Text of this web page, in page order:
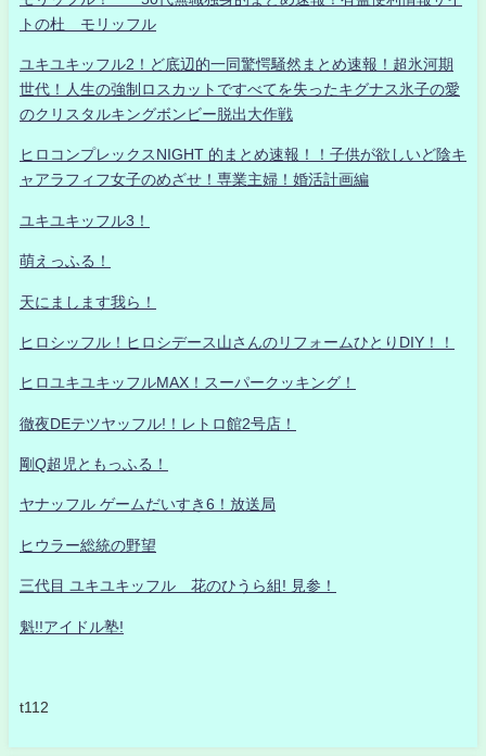
トの杜 モリッフル
ユキユキッフル2！ど底辺的一同驚愕騒然まとめ速報！超氷河期
世代！人生の強制ロスカットですべてを失ったキグナス氷子の愛
のクリスタルキングボンビー脱出大作戦
ヒロコンプレックスNIGHT 的まとめ速報！！子供が欲しいど陰キ
ャアラフィフ女子のめざせ！専業主婦！婚活計画編
ユキユキッフル3！
萌えっふる！
天にまします我ら！
ヒロシッフル！ヒロシデース山さんのリフォームひとりDIY！！
ヒロユキユキッフルMAX！スーパークッキング！
徹夜DEテツヤッフル!！レトロ館2号店！
剛Q超児ともっふる！
ヤナッフル ゲームだいすき6！放送局
ヒウラー総統の野望
三代目 ユキユキッフル 花のひうら組! 見参！
魁!!アイドル塾!
t112